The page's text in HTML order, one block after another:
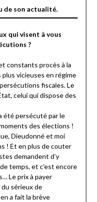
de son actualité.
qui visent à vous
?
constants procès à la
vicieuses en régime
fiscales. Le
celui qui dispose des
été persécuté par le
des élections !
Dieudonné et moi
! Et en plus de couter
demandent d’y
temps, et c’est encore
Le prix à payer
sérieux de
a fait la brève